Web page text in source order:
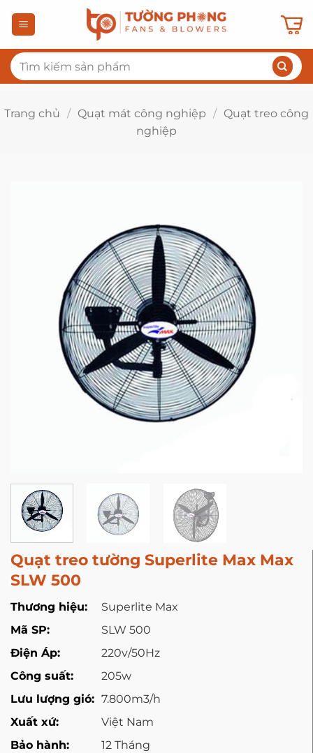
qua
dung
Tìm
kiếm:
Trang chủ / Quạt mát công nghiệp / Quạt treo công
nghiệp
Quạt treo tường Superlite Max Max
SLW 500
Thương hiệu:
Superlite Max
Mã SP:
SLW 500
Điện Áp:
220v/50Hz
Công suất:
205w
Lưu lượng gió: 7.800m3/h
Xuất xứ:
Việt Nam
Bảo hành:
12 Tháng